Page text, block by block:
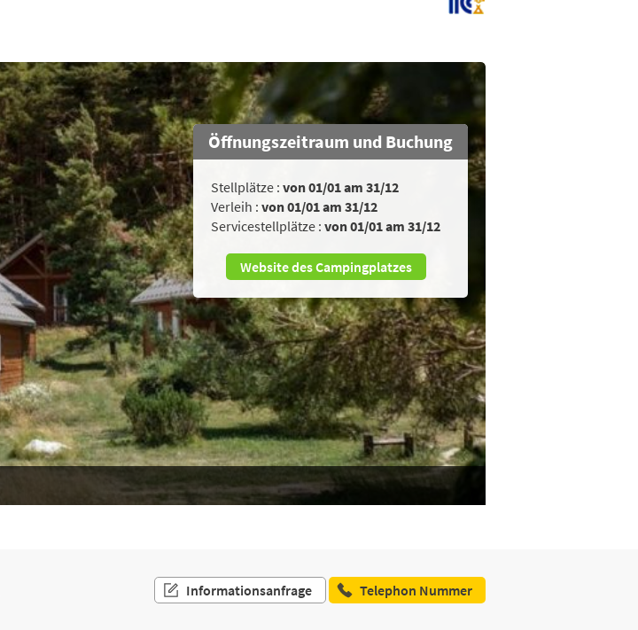
Öffnungszeitraum und Buchung
Stellplätze : von 01/01 am 31/12
Verleih : von 01/01 am 31/12
Servicestellplätze : von 01/01 am 31/12
Website des Campingplatzes
Informationsanfrage Telephon Nummer